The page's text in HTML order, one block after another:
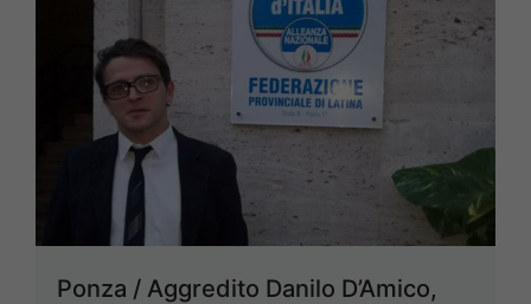
Ponza / Aggredito Danilo D’Amico,